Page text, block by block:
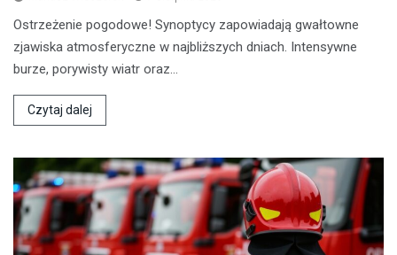
Ostrzeżenie pogodowe! Synoptycy zapowiadają gwałtowne
zjawiska atmosferyczne w najbliższych dniach. Intensywne
burze, porywisty wiatr oraz…
Czytaj dalej